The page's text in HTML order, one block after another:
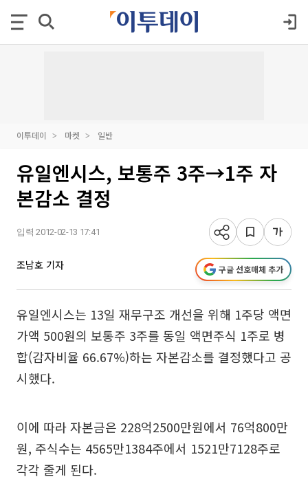
이투데이 마켓 일반
유일엔시스, 보통주 3주→1주 자
본감소 결정
입력 2012-02-13 17:41
조남호 기자 구글 선호매체 추가
유일엔시스는 13일 재무구조 개선을 위해 1주당 액면
가액 500원의 보통주 3주를 동일 액면주식 1주로 병
합(감자비율 66.67%)하는 자본감소를 결정했다고 공
시했다.
이에 따라 자본금은 228억2500만원에서 76억800만
원, 주식수는 4565만1384주에서 1521만7128주로
각각 줄게 된다.